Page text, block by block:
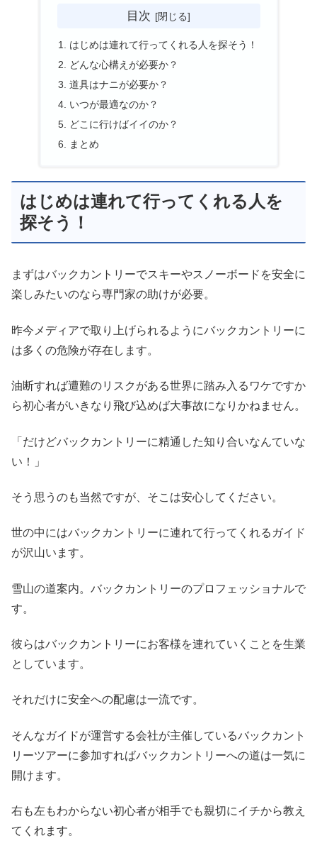
目次
はじめは連れて行ってくれる人を探そう！
どんな心構えが必要か？
道具はナニが必要か？
いつが最適なのか？
どこに行けばイイのか？
まとめ
はじめは連れて行ってくれる人を
探そう！
まずはバックカントリーでスキーやスノーボードを安全に
楽しみたいのなら専門家の助けが必要。
昨今メディアで取り上げられるようにバックカントリーに
は多くの危険が存在します。
油断すれば遭難のリスクがある世界に踏み入るワケですか
ら初心者がいきなり飛び込めば大事故になりかねません。
「だけどバックカントリーに精通した知り合いなんていな
い！」
そう思うのも当然ですが、そこは安心してください。
世の中にはバックカントリーに連れて行ってくれるガイド
が沢山います。
雪山の道案内。バックカントリーのプロフェッショナルで
す。
彼らはバックカントリーにお客様を連れていくことを生業
としています。
それだけに安全への配慮は一流です。
そんなガイドが運営する会社が主催しているバックカント
リーツアーに参加すればバックカントリーへの道は一気に
開けます。
右も左もわからない初心者が相手でも親切にイチから教え
てくれます。